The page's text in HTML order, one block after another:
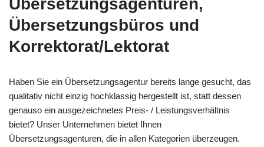
Übersetzungsagenturen,
Übersetzungsbüros und
Korrektorat/Lektorat
Haben Sie ein Übersetzungsagentur bereits lange gesucht, das
qualitativ nicht einzig hochklassig hergestellt ist, statt dessen
genauso ein ausgezeichnetes Preis- / Leistungsverhältnis
bietet? Unser Unternehmen bietet Ihnen
Übersetzungsagenturen, die in allen Kategorien überzeugen.